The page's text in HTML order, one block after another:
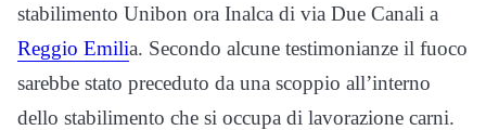
stabilimento Unibon ora Inalca di via Due Canali a
Reggio Emilia. Secondo alcune testimonianze il fuoco
sarebbe stato preceduto da una scoppio all’interno
dello stabilimento che si occupa di lavorazione carni.